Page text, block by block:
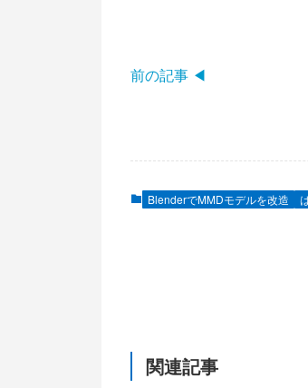
前の記事 ◀
BlenderでMMDモデルを改造
関連記事